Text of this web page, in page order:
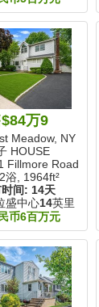
万9
Meadow, NY
HOUSE
Fillmore Road
浴, 1964ft²
时间: 14天
盛中心14英里
币6百万元